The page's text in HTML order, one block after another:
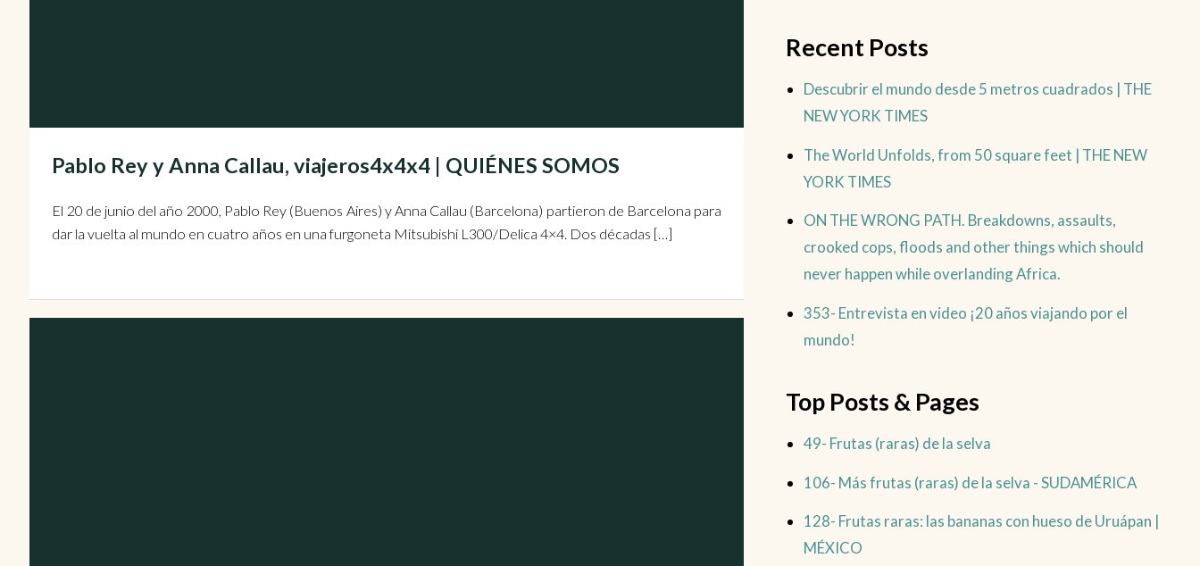
Pablo Rey y Anna Callau, viajeros4x4x4 | QUIÉNES SOMOS
El 20 de junio del año 2000, Pablo Rey (Buenos Aires) y Anna Callau (Barcelona) partieron de Barcelona para
dar la vuelta al mundo en cuatro años en una furgoneta Mitsubishi L300/Delica 4×4. Dos décadas […]
Recent Posts
Descubrir el mundo desde 5 metros cuadrados | THE
NEW YORK TIMES
The World Unfolds, from 50 square feet | THE NEW
YORK TIMES
ON THE WRONG PATH. Breakdowns, assaults,
crooked cops, floods and other things which should
never happen while overlanding Africa.
353- Entrevista en video ¡20 años viajando por el
mundo!
Top Posts & Pages
49- Frutas (raras) de la selva
106- Más frutas (raras) de la selva - SUDAMÉRICA
128- Frutas raras: las bananas con hueso de Uruápan |
MÉXICO